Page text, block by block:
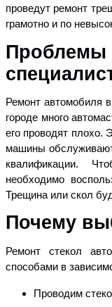
проведут ремонт
грамотно и по
Ремонт автомобиля
городе много
его проводят плохо.
машины
квалификации.
необходимо
Трещина или скол
Почему
Ремонт стекол
способами в
Проводим